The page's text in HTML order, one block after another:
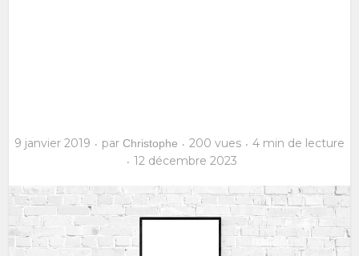
9 janvier 2019 par Christophe 200 vues
4 min de lecture
12 décembre 2023